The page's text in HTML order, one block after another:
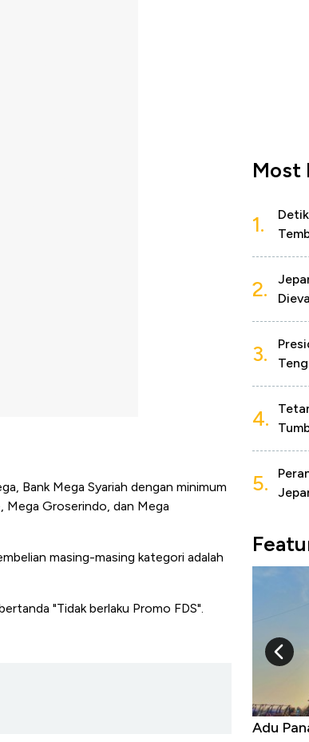
Bank Mega Syariah dengan minimum
Mega Groserindo, dan Mega
masing-masing kategori adalah
"Tidak berlaku Promo FDS".
Most
1.
2.
3.
4.
5.
Adu Panas Kinerja Emiten Minyak RI,